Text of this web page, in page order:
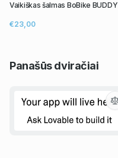
Vaikiškas šalmas BoBike BUDDY
€23,00
Panašūsdviračiai